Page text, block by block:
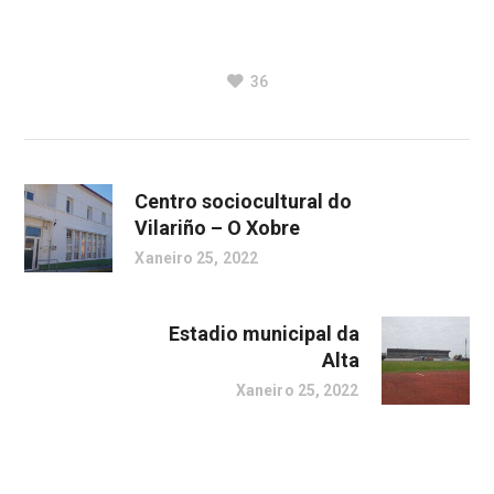
36
Centro sociocultural do
Vilariño – O Xobre
Xaneiro 25, 2022
Estadio municipal da
Alta
Xaneiro 25, 2022